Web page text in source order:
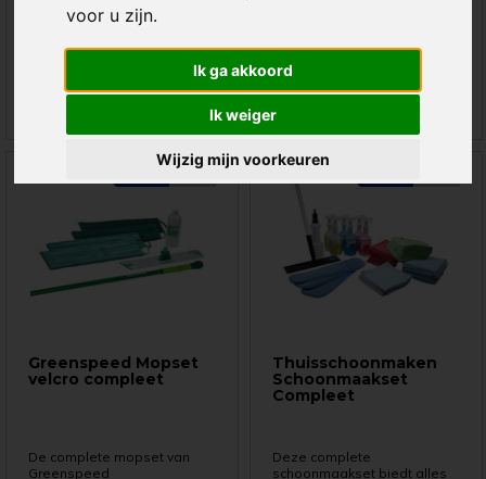
voor u zijn.
Ik ga akkoord
Ik weiger
Wijzig mijn voorkeuren
water. Met ...
Greenspeed Mopset
velcro compleet
-11%
De complete mopset van
Greenspeed
Thuisschoonmaken
Schoonmaakset
Compleet
Deze complete
schoonmaakset biedt alles